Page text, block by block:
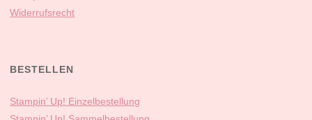
Widerrufsrecht
BESTELLEN
Stampin’ Up! Einzelbestellung